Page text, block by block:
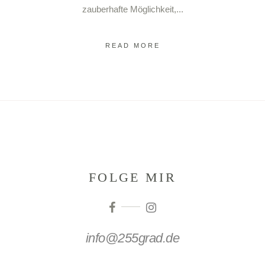
zauberhafte Möglichkeit,...
READ MORE
FOLGE MIR
info@255grad.de